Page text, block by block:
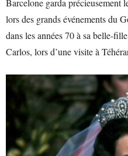
Barcelone garda précieusement
lors des grands événements du
dans les années 70 à sa belle-
Carlos, lors d’une visite à